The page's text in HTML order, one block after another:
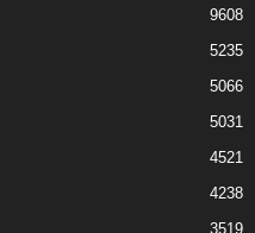
9608
5235
5066
5031
4521
4238
3519